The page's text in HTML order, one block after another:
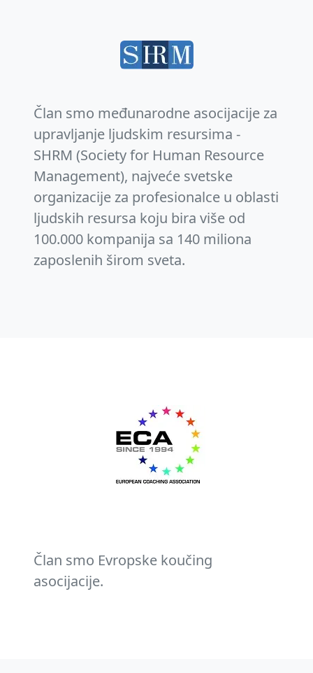
Član smo međunarodne asocijacije za
upravljanje ljudskim resursima -
SHRM (Society for Human Resource
Management), najveće svetske
organizacije za profesionalce u oblasti
ljudskih resursa koju bira više od
100.000 kompanija sa 140 miliona
zaposlenih širom sveta.
Član smo Evropske koučing
asocijacije.